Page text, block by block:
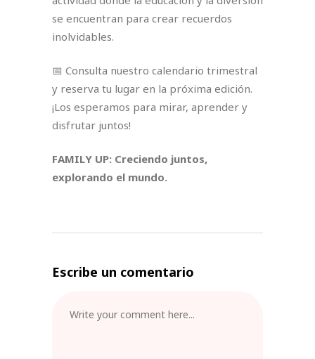
se encuentran para crear recuerdos
inolvidables.
📅 Consulta nuestro calendario trimestral
y reserva tu lugar en la próxima edición.
¡Los esperamos para mirar, aprender y
disfrutar juntos!
FAMILY UP: Creciendo juntos,
explorando el mundo.
Escribe un comentario